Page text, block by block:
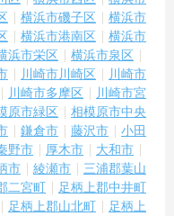
ます♪
です
♪
横浜市磯子区
横浜市
横浜市港南区
横浜市
浜市栄区
横浜市泉区
川崎市川崎区
川崎市
川崎市多摩区
川崎市宮
原市緑区
相模原市中央
鎌倉市 藤沢市
小田
野市 厚木市
大和市
市 綾瀬市
三浦郡葉山
二宮町
足柄上郡中井町
足柄上郡山北町
足柄上